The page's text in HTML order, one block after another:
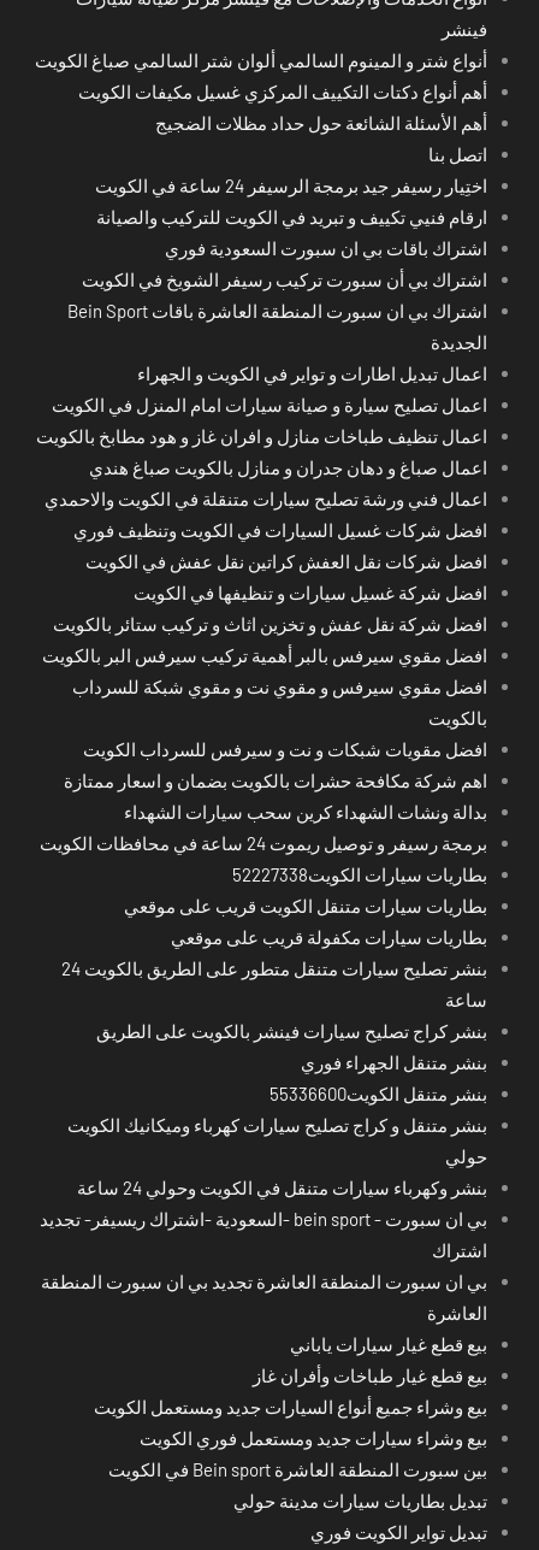
فينشر
أنواع شتر و المينوم السالمي ألوان شتر السالمي صباغ الكويت
أهم أنواع دكتات التكييف المركزي غسيل مكيفات الكويت
أهم الأسئلة الشائعة حول حداد مظلات الضجيج
اتصل بنا
اختِيار رسيفر جيد برمجة الرسيفر 24 ساعة في الكويت
ارقام فنيي تكييف و تبريد في الكويت للتركيب والصيانة
اشتراك باقات بي ان سبورت السعودية فوري
اشتراك بي أن سبورت تركيب رسيفر الشويخ في الكويت
اشتراك بي ان سبورت المنطقة العاشرة باقات Bein Sport
الجديدة
اعمال تبديل اطارات و تواير في الكويت و الجهراء
اعمال تصليح سيارة و صيانة سيارات امام المنزل في الكويت
اعمال تنظيف طباخات منازل و افران غاز و هود مطابخ بالكويت
اعمال صباغ و دهان جدران و منازل بالكويت صباغ هندي
اعمال فني ورشة تصليح سيارات متنقلة في الكويت والاحمدي
افضل شركات غسيل السيارات في الكويت وتنظيف فوري
افضل شركات نقل العفش كراتين نقل عفش في الكويت
افضل شركة غسيل سيارات و تنظيفها في الكويت
افضل شركة نقل عفش و تخزين اثاث و تركيب ستائر بالكويت
افضل مقوي سيرفس بالبر أهمية تركيب سيرفس البر بالكويت
افضل مقوي سيرفس و مقوي نت و مقوي شبكة للسرداب
بالكويت
افضل مقويات شبكات و نت و سيرفس للسرداب الكويت
اهم شركة مكافحة حشرات بالكويت بضمان و اسعار ممتازة
بدالة ونشات الشهداء كرين سحب سيارات الشهداء
برمجة رسيفر و توصيل ريموت 24 ساعة في محافظات الكويت
بطاريات سيارات الكويت52227338
بطاريات سيارات متنقل الكويت قريب على موقعي
بطاريات سيارات مكفولة قريب على موقعي
بنشر تصليح سيارات متنقل متطور على الطريق بالكويت 24
ساعة
بنشر كراج تصليح سيارات فينشر بالكويت على الطريق
بنشر متنقل الجهراء فوري
بنشر متنقل الكويت55336600
بنشر متنقل و كراج تصليح سيارات كهرباء وميكانيك الكويت
حولي
بنشر وكهرباء سيارات متنقل في الكويت وحولي 24 ساعة
بي ان سبورت - bein sport -السعودية -اشتراك ريسيفر- تجديد
اشتراك
بي ان سبورت المنطقة العاشرة تجديد بي ان سبورت المنطقة
العاشرة
بيع قطع غيار سيارات ياباني
بيع قطع غيار طباخات وأفران غاز
بيع وشراء جميع أنواع السيارات جديد ومستعمل الكويت
بيع وشراء سيارات جديد ومستعمل فوري الكويت
بين سبورت المنطقة العاشرة Bein sport في الكويت
تبديل بطاريات سيارات مدينة حولي
تبديل تواير الكويت فوري